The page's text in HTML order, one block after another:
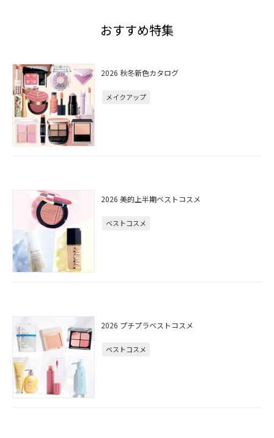
おすすめ特集
2026 秋冬新色カタログ
メイクアップ
2026 美的上半期ベストコスメ
ベストコスメ
2026 プチプラベストコスメ
ベストコスメ